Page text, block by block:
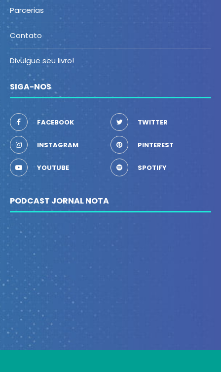
Parcerias
Contato
Divulgue seu livro!
SIGA-NOS
FACEBOOK TWITTER
INSTAGRAM PINTEREST
YOUTUBE SPOTIFY
PODCAST JORNAL NOTA